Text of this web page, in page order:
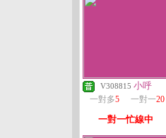
V308815 小呼
一對多5 一對一20
一對一忙線中